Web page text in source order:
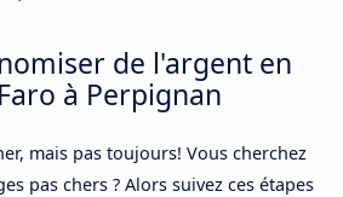
de l'argent en
à Perpignan
mais pas toujours! Vous cherchez
pas chers ? Alors suivez ces étapes